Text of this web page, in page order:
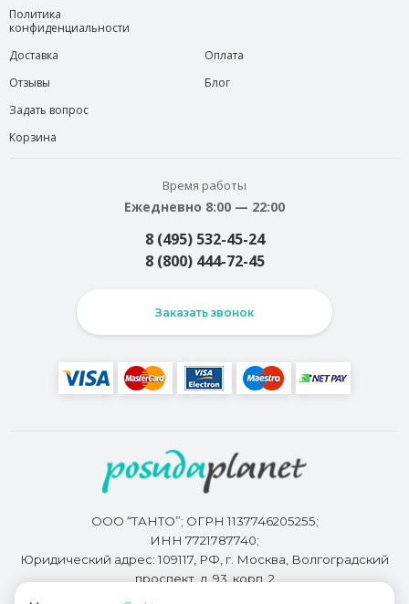
Политика
конфиденциальности
Доставка
Отзывы
Задать вопрос
Корзина
Оплата
Блог
Время работы
Ежедневно 8:00 — 22:00
8 (495) 532-45-24
8 (800) 444-72-45
Заказать звонок
ООО “ТАНТО”; ОГРН 1137746205255;
ИНН 7721787740;
Юридический адрес: 109117, РФ, г. Москва, Волгоградский
проспект, д. 93, корп. 2